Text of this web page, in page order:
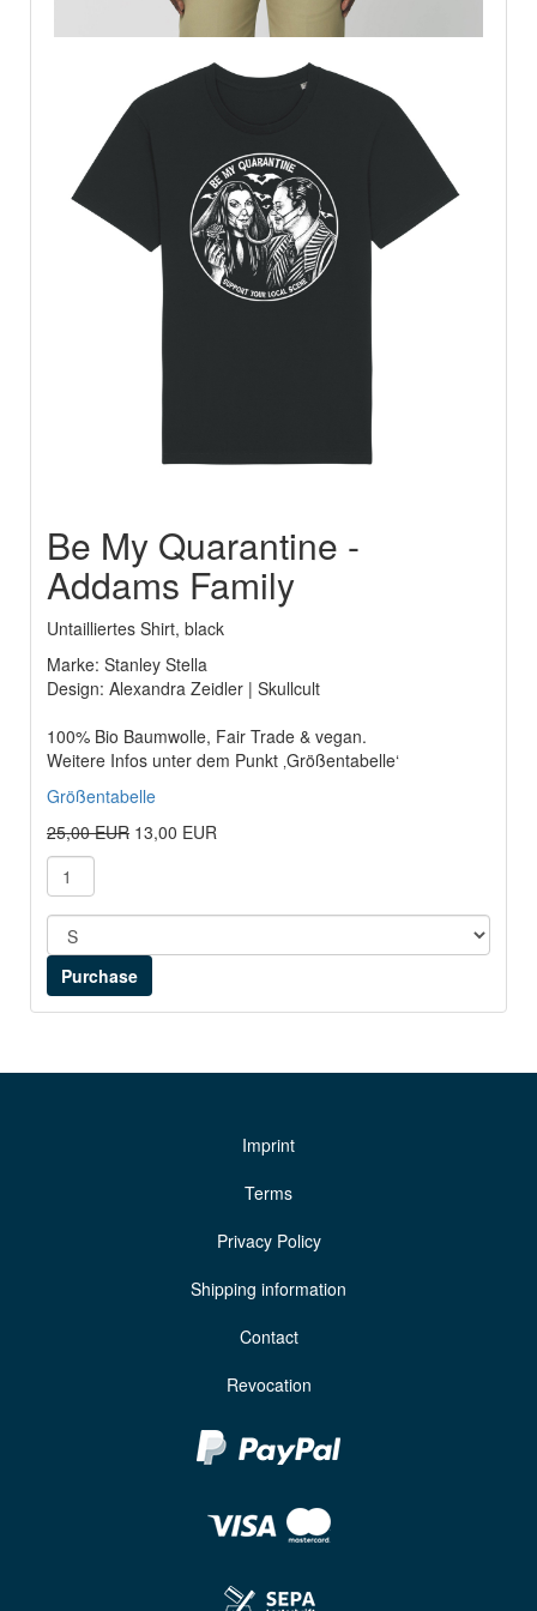
Be My Quarantine -
Addams Family
Untailliertes Shirt, black
Marke: Stanley Stella
Design: Alexandra Zeidler | Skullcult
100% Bio Baumwolle, Fair Trade & vegan.
Weitere Infos unter dem Punkt ‚Größentabelle‘
Größentabelle
25,00 EUR 13,00 EUR
Imprint
Terms
Privacy Policy
Shipping information
Contact
Revocation